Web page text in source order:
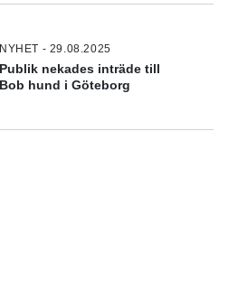
NYHET - 29.08.2025
Publik nekades inträde till
Bob hund i Göteborg